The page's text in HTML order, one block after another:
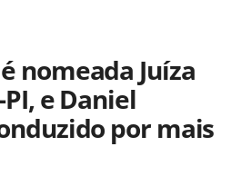
nomeada Juíza
e Daniel
por mais